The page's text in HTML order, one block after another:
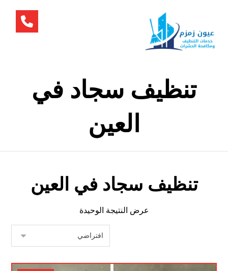
تنظيف سجاد في
العين
تنظيف سجاد في العين
عرض النتيجة الوحيدة